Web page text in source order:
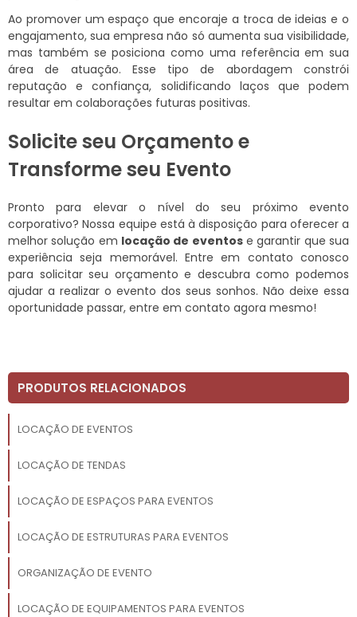
Ao promover um espaço que encoraje a troca de ideias e o
engajamento, sua empresa não só aumenta sua visibilidade,
mas também se posiciona como uma referência em sua
área de atuação. Esse tipo de abordagem constrói
reputação e confiança, solidificando laços que podem
resultar em colaborações futuras positivas.
Solicite seu Orçamento e
Transforme seu Evento
Pronto para elevar o nível do seu próximo evento
corporativo? Nossa equipe está à disposição para oferecer a
melhor solução em locação de eventose garantir que sua
experiência seja memorável. Entre em contato conosco
para solicitar seu orçamento e descubra como podemos
ajudar a realizar o evento dos seus sonhos. Não deixe essa
oportunidade passar, entre em contato agora mesmo!
PRODUTOS RELACIONADOS
LOCAÇÃO DE EVENTOS
LOCAÇÃO DE TENDAS
LOCAÇÃO DE ESPAÇOS PARA EVENTOS
LOCAÇÃO DE ESTRUTURAS PARA EVENTOS
ORGANIZAÇÃO DE EVENTO
LOCAÇÃO DE EQUIPAMENTOS PARA EVENTOS